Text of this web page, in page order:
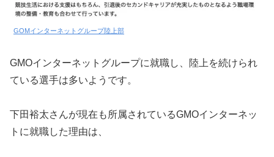
GOMインターネットグループ陸上部
GMOインターネットグループに就職し、陸上を続けられ
ている選手は多いようです。
下田裕太さんが現在も所属されているGMOインターネッ
トに就職した理由は、